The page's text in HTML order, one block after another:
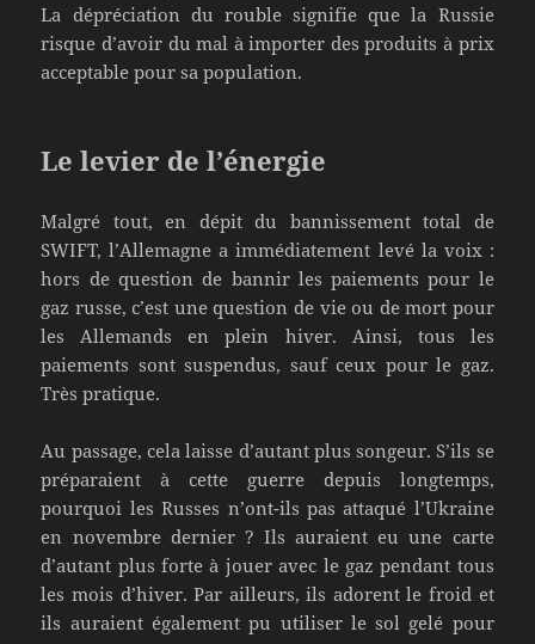
La dépréciation du rouble signifie que la Russie
risque d’avoir du mal à importer des produits à prix
acceptable pour sa population.
Le levier de l’énergie
Malgré tout, en dépit du bannissement total de
SWIFT, l’Allemagne a immédiatement levé la voix :
hors de question de bannir les paiements pour le
gaz russe, c’est une question de vie ou de mort pour
les Allemands en plein hiver. Ainsi, tous les
paiements sont suspendus, sauf ceux pour le gaz.
Très pratique.
Au passage, cela laisse d’autant plus songeur. S’ils se
préparaient à cette guerre depuis longtemps,
pourquoi les Russes n’ont-ils pas attaqué l’Ukraine
en novembre dernier ? Ils auraient eu une carte
d’autant plus forte à jouer avec le gaz pendant tous
les mois d’hiver. Par ailleurs, ils adorent le froid et
ils auraient également pu utiliser le sol gelé pour